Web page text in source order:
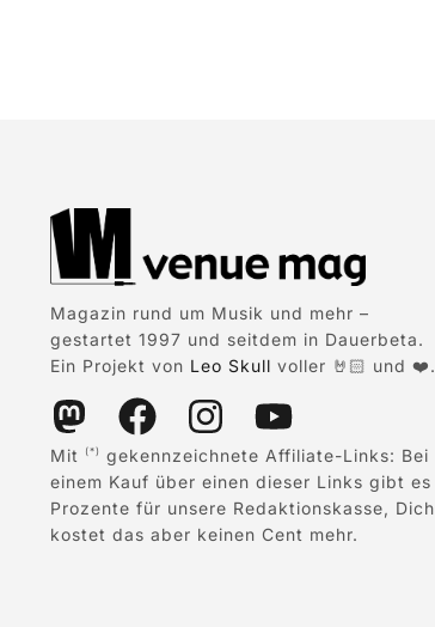
Magazin rund um Musik und mehr –
gestartet 1997 und seitdem in Dauerbeta.
Ein Projekt von Leo Skull voller 🤘🏻 und ❤️.
Mit (*)
gekennzeichnete Affiliate-Links: Bei
einem Kauf über einen dieser Links gibt es
Prozente für unsere Redaktionskasse, Dich
kostet das aber keinen Cent mehr.